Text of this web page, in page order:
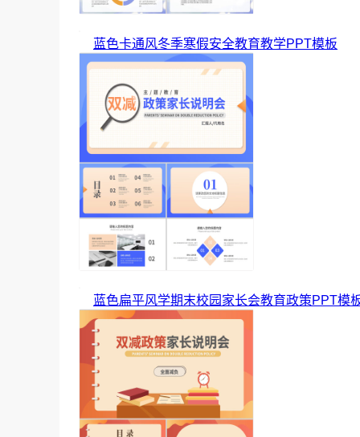
蓝色卡通风冬季寒假安全教育教学PPT模板
蓝色扁平风学期末校园家长会教育政策PPT模